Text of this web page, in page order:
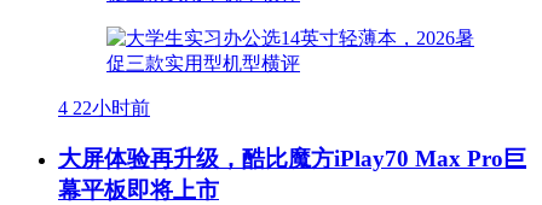
4 22小时前
大屏体验再升级，酷比魔方iPlay70 Max Pro巨
幕平板即将上市